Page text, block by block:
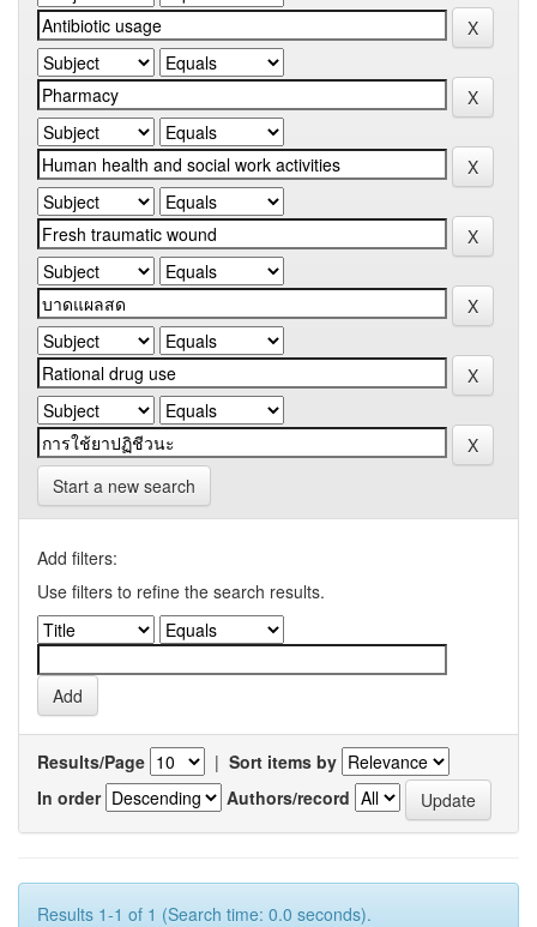
Start a new search
Add filters:
Use filters to refine the search results.
Results/Page | Sort items by
In order
Authors/record
Results 1-1 of 1 (Search time: 0.0 seconds).